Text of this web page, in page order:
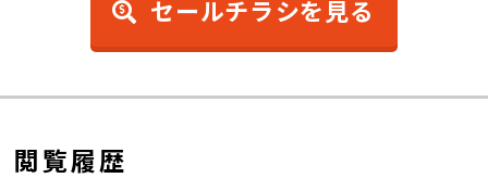
セールチラシを見る
閲覧履歴